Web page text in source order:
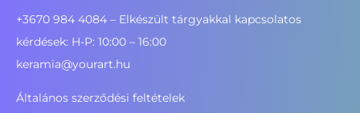
+3670 984 4084 – Elkészült tárgyakkal kapcsolatos
kérdések: H-P: 10:00 – 16:00
keramia@yourart.hu
Általános szerződési feltételek